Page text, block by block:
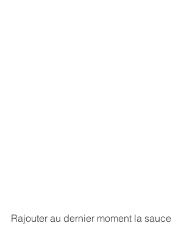
Rajouter au dernier moment la sauce